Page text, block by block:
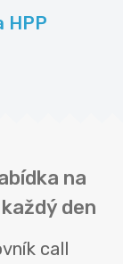
HPP
na
den
call